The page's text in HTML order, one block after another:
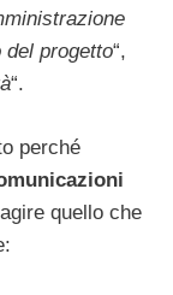
progetto“,
“.
perché
quello che